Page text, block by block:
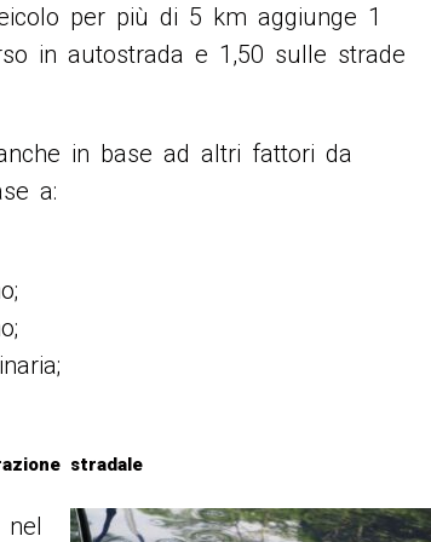
per più di 5 km aggiunge 1
in autostrada e 1,50 sulle strade
in base ad altri fattori da
a:
stradale
nel